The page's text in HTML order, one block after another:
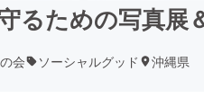
るための写真
会 ソーシャルグッド 沖縄県